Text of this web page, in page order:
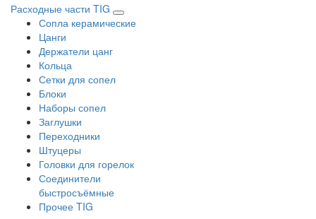
Расходные части TIG
Сопла керамические
Цанги
Держатели цанг
Кольца
Сетки для сопел
Блоки
Наборы сопел
Заглушки
Переходники
Штуцеры
Головки для горелок
Соединители
быстросъёмные
Прочее TIG